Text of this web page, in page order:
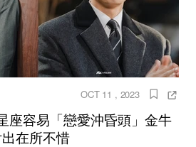
OCT 11 , 2023
座容易「戀愛沖昏頭」金牛
在所不惜